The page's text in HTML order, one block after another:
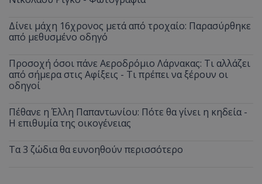
Δίνει μάχη 16χρονος μετά από τροχαίο: Παρασύρθηκε
από μεθυσμένο οδηγό
Προσοχή όσοι πάνε Αεροδρόμιο Λάρνακας: Τι αλλάζει
από σήμερα στις Αφίξεις - Τι πρέπει να ξέρουν οι
οδηγοί
Πέθανε η Έλλη Παπαντωνίου: Πότε θα γίνει η κηδεία -
Η επιθυμία της οικογένειας
Τα 3 ζώδια θα ευνοηθούν περισσότερο
__cf_bm
Cloudflare Inc.